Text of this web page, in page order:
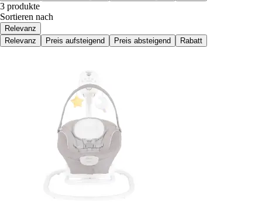
3 produkte
Sortieren nach
Relevanz
Relevanz
Preis aufsteigend Preis absteigend Rabatt